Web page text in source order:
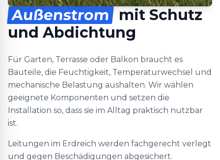
Außenstrom
mit Schutz
und Abdichtung
Für Garten, Terrasse oder Balkon braucht es
Bauteile, die Feuchtigkeit, Temperaturwechsel und
mechanische Belastung aushalten. Wir wählen
geeignete Komponenten und setzen die
Installation so, dass sie im Alltag praktisch nutzbar
ist.
Leitungen im Erdreich werden fachgerecht verlegt
und gegen Beschädigungen abgesichert.